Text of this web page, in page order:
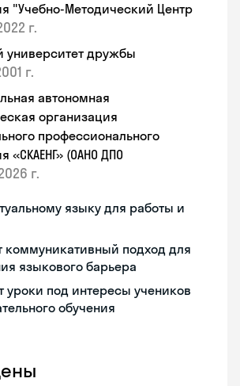
"Учебно-Методический Центр
г.
университет дружбы
г.
автономная
организация
профессионального
«СКАЕНГ» (ОАНО ДПО
г.
языку для работы и
коммуникативный подход для
языкового барьера
уроки под интересы учеников
обучения